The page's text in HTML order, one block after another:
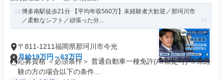
博多南駅徒歩21分 【平均年収560万】未経験者大歓迎／那珂川市
／柔軟なシフト／頑張った分...
〒811-1211福岡県那珂川市今光
月給19万円～63万円
応募資格 ＜必須条件＞ 普通自動車一種免許(AT限定可) ※未経
験の方の場合以下の条件...